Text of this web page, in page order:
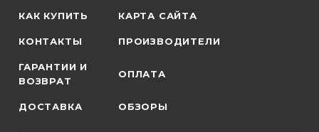
КАК КУПИТЬ КАРТА САЙТА
КОНТАКТЫ ПРОИЗВОДИТЕЛИ
ГАРАНТИИ И
ВОЗВРАТ
ОПЛАТА
ДОСТАВКА ОБЗОРЫ